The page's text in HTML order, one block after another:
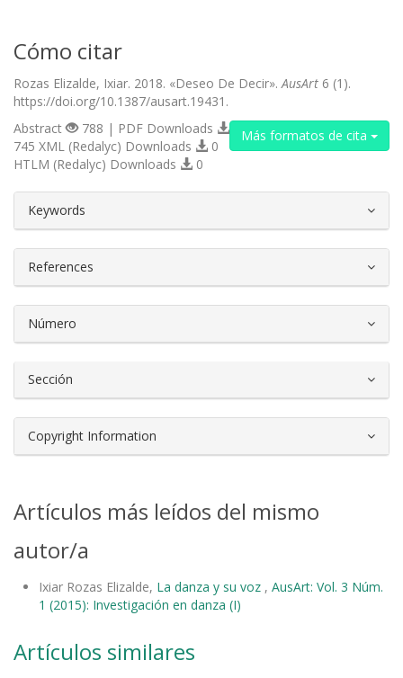
Cómo citar
Rozas Elizalde, Ixiar. 2018. «Deseo De Decir». AusArt 6 (1).
https://doi.org/10.1387/ausart.19431.
Más formatos de cita
Abstract
788 | PDF Downloads
745 XML (Redalyc) Downloads
0
HTLM (Redalyc) Downloads
0
Keywords
References
Número
Sección
Copyright Information
Artículos más leídos del mismo
autor/a
Ixiar Rozas Elizalde, La danza y su voz , AusArt: Vol. 3 Núm.
1 (2015): Investigación en danza (I)
Artículos similares